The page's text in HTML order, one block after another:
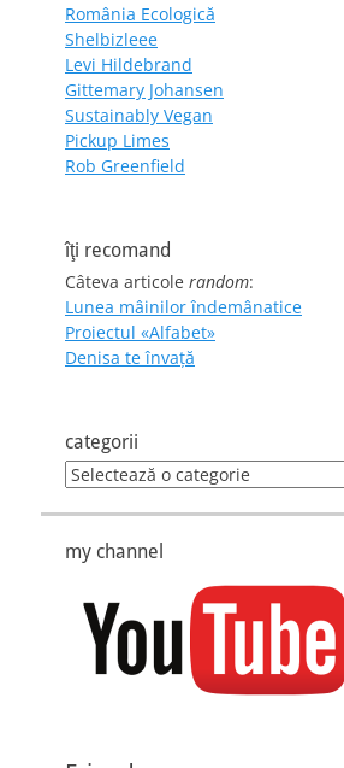
România Ecologică
Shelbizleee
Levi Hildebrand
Gittemary Johansen
Sustainably Vegan
Pickup Limes
Rob Greenfield
îţi recomand
Câteva articole random:
Lunea mâinilor îndemânatice
Proiectul «Alfabet»
Denisa te învaţă
categorii
categorii
my channel